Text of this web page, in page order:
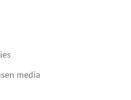
media